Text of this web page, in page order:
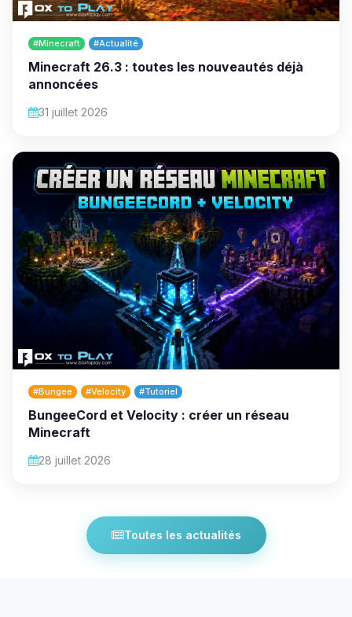
#Minecraft #Actualité
Minecraft 26.3 : toutes les nouveautés déjà
annoncées
31 juillet 2026
#Bungee #Velocity #Tutoriel
BungeeCord et Velocity : créer un réseau
Minecraft
28 juillet 2026
Toutes les actualités